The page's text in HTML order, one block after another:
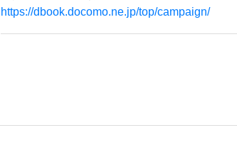
https://dbook.docomo.ne.jp/top/campaign/